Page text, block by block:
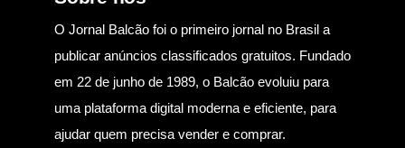
O Jornal Balcão foi o primeiro jornal no Brasil a
publicar anúncios classificados gratuitos. Fundado
em 22 de junho de 1989, o Balcão evoluiu para
uma plataforma digital moderna e eficiente, para
ajudar quem precisa vender e comprar.